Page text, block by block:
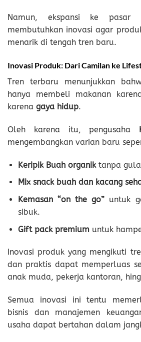
Namun, ekspansi ke
membutuhkan inovasi agar
menarik di tengah tren baru.
Inovasi Produk: Dari Camilan ke
Tren terbaru menunjukkan
hanya membeli makanan
karena gaya hidup.
Oleh karena itu, pengusaha
mengembangkan varian baru
Keripik Buah organiktanpa
Mix snack buah dan kacang
Kemasan “on the go” untuk
sibuk.
Gift pack premium untuk
Inovasi produk yang mengikuti
dan praktis dapat memperluas
anak muda, pekerja kantoran,
Semua inovasi ini tentu
bisnis dan manajemen
usaha dapat bertahan dalam